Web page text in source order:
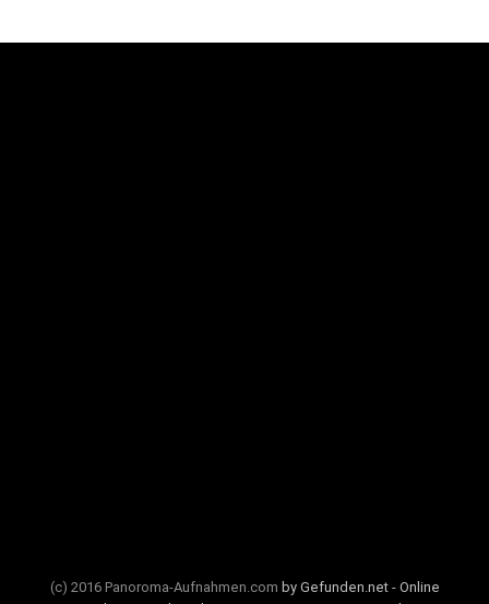
(c) 2016 Panoroma-Aufnahmen.com by Gefunden.net - Online